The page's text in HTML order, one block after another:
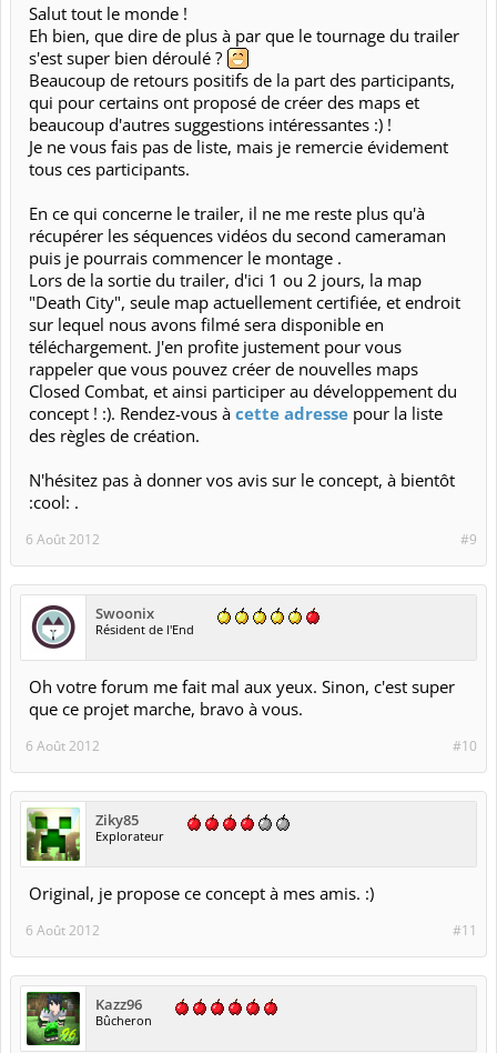
Salut tout le monde !
Eh bien, que dire de plus à par que le tournage du trailer
s'est super bien déroulé ?
Beaucoup de retours positifs de la part des participants,
qui pour certains ont proposé de créer des maps et
beaucoup d'autres suggestions intéressantes :) !
Je ne vous fais pas de liste, mais je remercie évidement
tous ces participants.
En ce qui concerne le trailer, il ne me reste plus qu'à
récupérer les séquences vidéos du second cameraman
puis je pourrais commencer le montage .
Lors de la sortie du trailer, d'ici 1 ou 2 jours, la map
"Death City", seule map actuellement certifiée, et endroit
sur lequel nous avons filmé sera disponible en
téléchargement. J'en profite justement pour vous
rappeler que vous pouvez créer de nouvelles maps
Closed Combat, et ainsi participer au développement du
concept ! :). Rendez-vous à cette adresse pour la liste
des règles de création.
N'hésitez pas à donner vos avis sur le concept, à bientôt
:cool: .
#9
6 Août 2012
Swoonix
Résident de l'End
Oh votre forum me fait mal aux yeux. Sinon, c'est super
que ce projet marche, bravo à vous.
#10
6 Août 2012
Ziky85
Explorateur
Original, je propose ce concept à mes amis. :)
#11
6 Août 2012
Kazz96
Bûcheron